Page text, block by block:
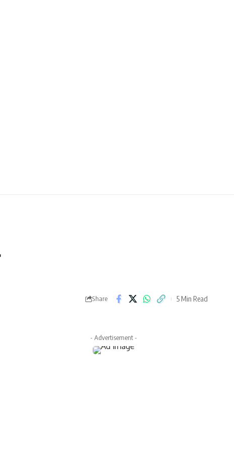
Share 5 Min Read
- Advertisement -